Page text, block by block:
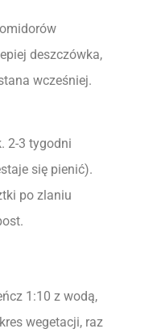
deszczówka,
wcześniej.
2-3 tygodni
się pienić).
po zlaniu
1:10 z wodą,
wegetacji, raz